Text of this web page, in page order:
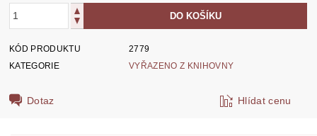
KÓD PRODUKTU
2779
KATEGORIE
VYŘAZENO Z KNIHOVNY
Dotaz Hlídat cenu